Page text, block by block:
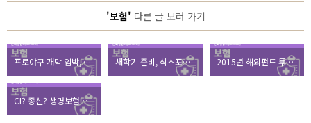
'보험' 다른 글 보러 가기
프로야구 개막 임박, 야구로 풀어보는 보험이야기 새학기 준비, 식스포켓 대신 어린이 연금으로! 2015년 해외펀드 투자자가 유념해야 할 것은?
CI? 종신? 생명보험의 종류 한 눈에 보기!